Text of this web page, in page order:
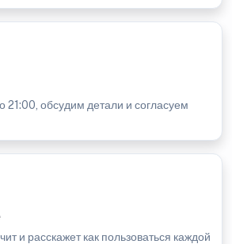
21:00, обсудим детали и согласуем
и расскажет как пользоваться каждой